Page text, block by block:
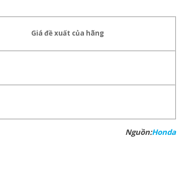
Giá đề xuất của hãng
Nguồn:Honda